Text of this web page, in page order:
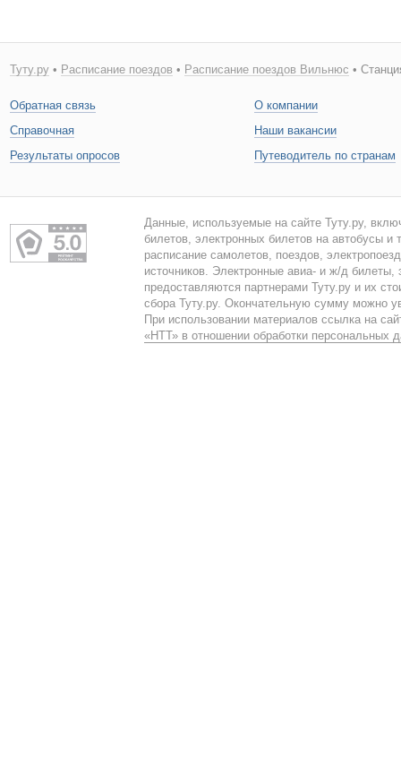
Туту.ру• Расписание поездов • Расписание поездов Вильнюс •
Обратная связь
Справочная
Результаты опросов
О компании
Наши вакансии
Путеводитель по странам
Данные, используемые на сайте Туту.ру,
билетов, электронных билетов на автобусы и
расписание самолетов, поездов,
источников. Электронные авиа- и ж/д билеты,
предоставляются партнерами Туту.ру и их
сбора Туту.ру. Окончательную сумму можно
При использовании материалов ссылка на
«НТТ» в отношении обработки персональных